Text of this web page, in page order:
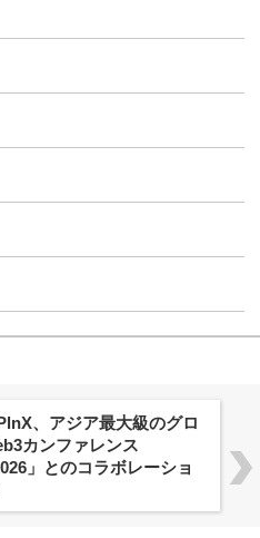
、アジア最大級のグロ
カンファレンス
」とのコラボレーショ